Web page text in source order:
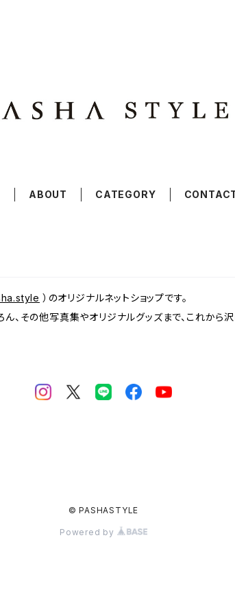
ABOUT CATEGORY
）のオリジナルネットショップです。
その他写真集やオリジナルグッズまで、これから沢
© PASHASTYLE
Powered by